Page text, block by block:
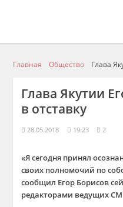
Главная Общество Глава
Глава Якутии
в отставку
28.05.2018 19:23 2
«Я сегодня принял
своих полномочий по
сообщил Егор Борисов
редакторами ведущих